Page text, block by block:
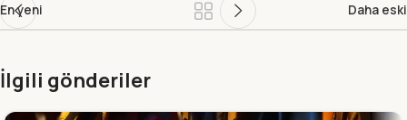
En yeni Daha eski
İlgili gönderiler